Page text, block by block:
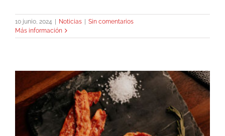
10 junio, 2024 Noticias
Sin comentarios
Más información